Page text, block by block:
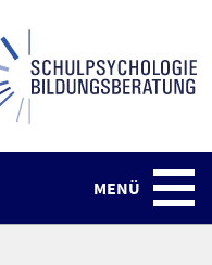
MENÜ